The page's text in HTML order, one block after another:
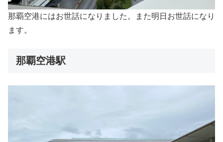
那覇空港にはお世話になりました。また明日お世話になり
ます。
那覇空港駅